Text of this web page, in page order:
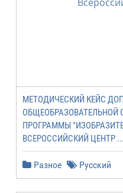
МЕТОДИЧЕСКИЙ КЕЙС
ПРОГРАММЫ
ВСЕРОССИЙСКИЙ ЦЕНТР ...
Разное Русский